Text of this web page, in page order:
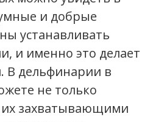
и добрые
устанавливать
и именно это делает
В дельфинарии в
не только
их захватывающими